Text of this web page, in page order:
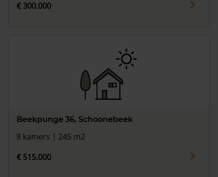
€ 300.000
Beekpunge 36, Schoonebeek
8 kamers | 245 m2
€ 515.000